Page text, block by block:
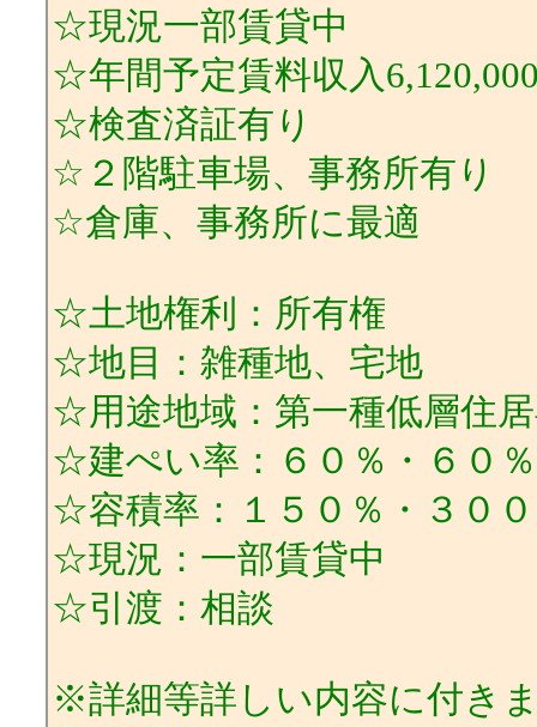
☆現況一部賃貸中
☆年間予定賃料収入
☆検査済証有り
☆２階駐車場、事務所有り
☆倉庫、事務所に最適
☆土地権利：所有権
☆地目：雑種地、宅地
☆用途地域：第一種低層住
☆建ぺい率：６０％・６０％
☆容積率：１５０％・３０
☆現況：一部賃貸中
☆引渡：相談
※詳細等詳しい内容に付き